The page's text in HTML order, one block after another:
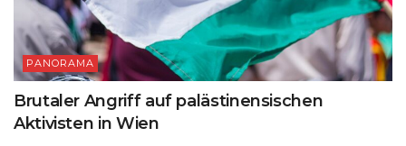
PANORAMA
Brutaler Angriff auf palästinensischen
Aktivisten in Wien